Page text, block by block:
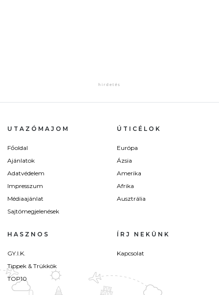
UTAZÓMAJOM
Főoldal
Ajánlatok
Adatvédelem
Impresszum
Médiaajánlat
Sajtómegjelenések
ÚTICÉLOK
Európa
Ázsia
Amerika
Afrika
Ausztrália
HASZNOS
GY.I.K.
Tippek & Trükkök
TOP10
ÍRJ NEKÜNK
Kapcsolat